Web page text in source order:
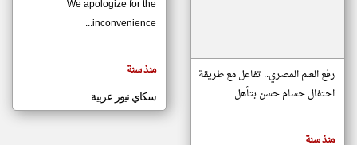
مصادر الأخبار من موريتانيا
اخبار موريتانيا على مدار الساعة
أهم اخبار موريتانيا العاجلة والمباشرة
المقالات
الموجوده
هنا عن
رفع العلم المصري.. تفاعل مع طريقة
احتفال حسام حسن بتأهل ...
منذ سنة
We apologize for the
inconvenience...
منذ سنة
سكاي نيوز عربية
klyoum.com